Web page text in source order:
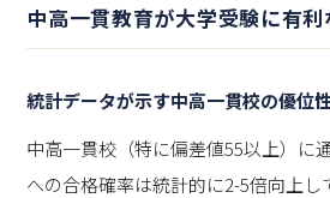
中高一貫教育が大学受験に有利
統計データが示す中高一貫校の優位性
中高一貫校（特に偏差値55以上）に
への合格確率は統計的に2-5倍向上し